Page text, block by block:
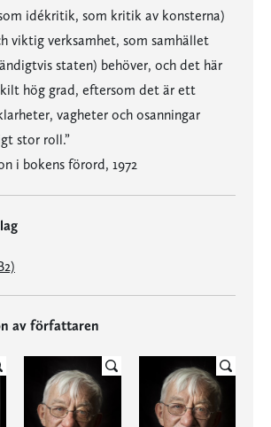
idékritik, som kritik av konsterna)
viktig verksamhet, som samhället
staten) behöver, och det här
hög grad, eftersom det är ett
vagheter och osanningar
stor roll.”
i bokens förord, 1972
av författaren